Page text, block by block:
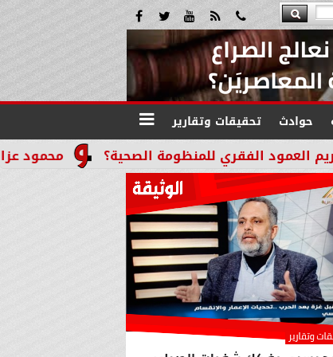
حوادث تحقيقات وتقارير
محمود عزازي: نتدخل للمنظومة الصحية؟